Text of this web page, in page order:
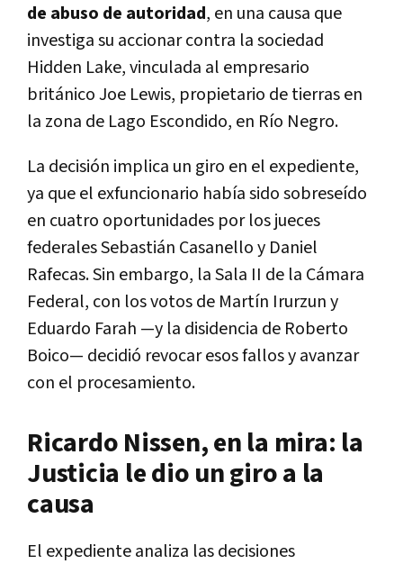
de abuso de autoridad, en una causa que
investiga su accionar contra la sociedad
Hidden Lake, vinculada al empresario
británicoJoe Lewis, propietario de tierras en
la zona de Lago Escondido, en Río Negro.
La decisión implica un giro en el expediente,
ya que el exfuncionario había sido sobreseído
en cuatro oportunidades por los jueces
federales Sebastián Casanello y Daniel
Rafecas. Sin embargo, la Sala II de la Cámara
Federal, con los votos de Martín Irurzuny
Eduardo Farah —y la disidencia de Roberto
Boico— decidió revocar esos fallos y avanzar
con el procesamiento.
Ricardo Nissen, en la mira: la
Justicia le dio un giro a la
causa
El expediente analiza las decisiones